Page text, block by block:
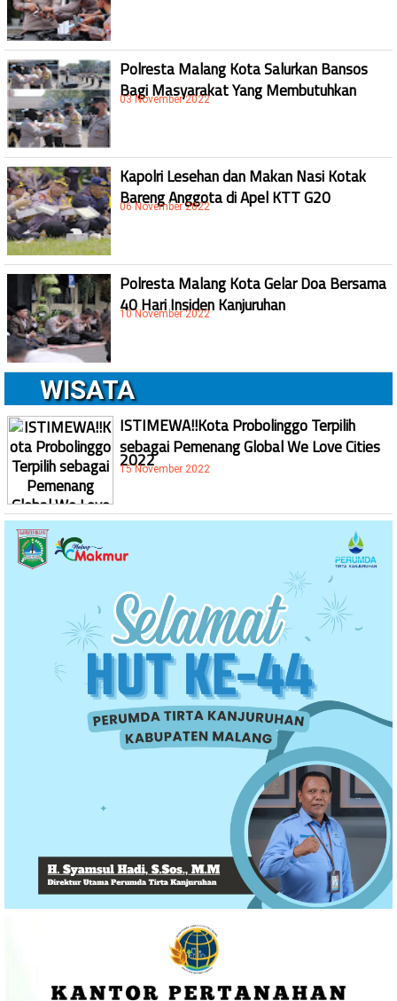
Polresta Malang Kota Salurkan Bansos
Bagi Masyarakat Yang Membutuhkan
03 November 2022
Kapolri Lesehan dan Makan Nasi Kotak
Bareng Anggota di Apel KTT G20
06 November 2022
Polresta Malang Kota Gelar Doa Bersama
40 Hari Insiden Kanjuruhan
10 November 2022
WISATA
ISTIMEWA!!Kota Probolinggo Terpilih
sebagai Pemenang Global We Love Cities
2022
15 November 2022